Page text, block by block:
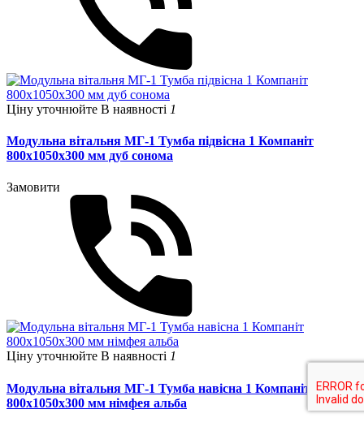
Ціну уточнюйте В наявності 1
Модульна вітальня МГ-1 Тумба підвісна 1 Компаніт
800х1050х300 мм дуб сонома
Замовити
Ціну уточнюйте В наявності 1
Модульна вітальня МГ-1 Тумба навісна 1 Компаніт
800х1050х300 мм німфея альба